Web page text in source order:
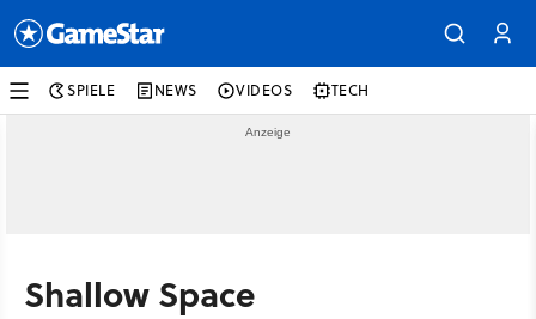
SPIELE NEWS VIDEOS TECH
Shallow Space